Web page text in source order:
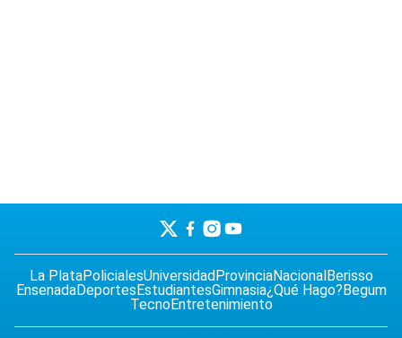
La PlataPolicialesUniversidadProvinciaNacionalBerisso
EnsenadaDeportesEstudiantesGimnasia¿Qué Hago?Begum
TecnoEntretenimiento